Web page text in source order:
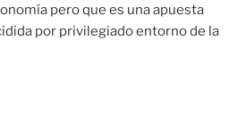
pero que es una apuesta
por privilegiado entorno de la